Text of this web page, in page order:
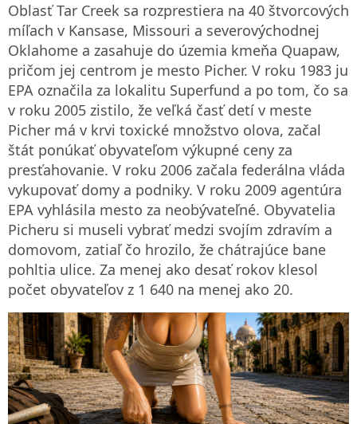
Oblasť Tar Creek sa rozprestiera na 40 štvorcových
míľach v Kansase, Missouri a severovýchodnej
Oklahome a zasahuje do územia kmeňa Quapaw,
pričom jej centrom je mesto Picher. V roku 1983 ju
EPA označila za lokalitu Superfund a po tom, čo sa
v roku 2005 zistilo, že veľká časť detí v meste
Picher má v krvi toxické množstvo olova, začal
štát ponúkať obyvateľom výkupné ceny za
presťahovanie. V roku 2006 začala federálna vláda
vykupovať domy a podniky. V roku 2009 agentúra
EPA vyhlásila mesto za neobývateľné. Obyvatelia
Picheru si museli vybrať medzi svojím zdravím a
domovom, zatiaľ čo hrozilo, že chátrajúce bane
pohltia ulice. Za menej ako desať rokov klesol
počet obyvateľov z 1 640 na menej ako 20.